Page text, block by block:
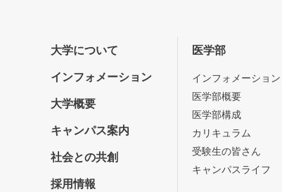
大学について
インフォメーション
大学概要
キャンパス案内
社会との共創
採用情報
医学部
インフォメーション
医学部概要
医学部構成
カリキュラム
受験生の皆さん
キャンパスライフ